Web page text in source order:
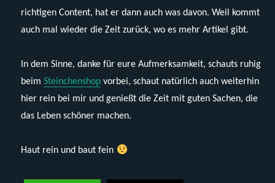
richtigen Content, hat er dann auch was davon. Weil kommt
auch mal wieder die Zeit zurück, wo es mehr Artikel gibt.
In dem Sinne, danke für eure Aufmerksamkeit, schauts ruhig
beimSteinchenshop vorbei, schaut natürlich auch weiterhin
hier rein bei mir und genießt die Zeit mit guten Sachen, die
das Leben schöner machen.
Haut rein und baut fein